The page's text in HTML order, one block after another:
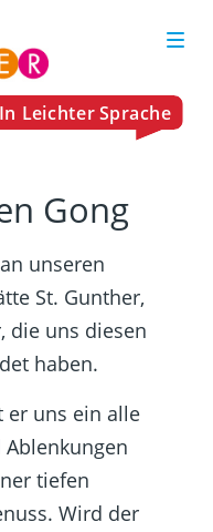
Gong
unseren
St. Gunther,
die uns diesen
haben.
er uns ein alle
tiefen
Wird der